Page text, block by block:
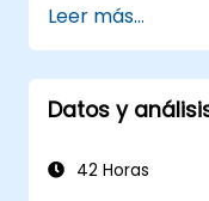
datos.
Leer más...
Datos y
42 Horas